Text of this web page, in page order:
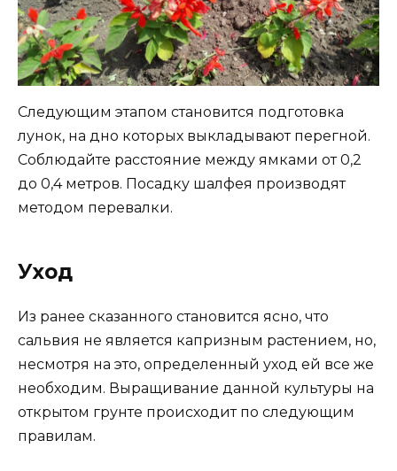
Следующим этапом становится подготовка
лунок, на дно которых выкладывают перегной.
Соблюдайте расстояние между ямками от 0,2
до 0,4 метров. Посадку шалфея производят
методом перевалки.
Уход
Из ранее сказанного становится ясно, что
сальвия не является капризным растением, но,
несмотря на это, определенный уход ей все же
необходим. Выращивание данной культуры на
открытом грунте происходит по следующим
правилам.